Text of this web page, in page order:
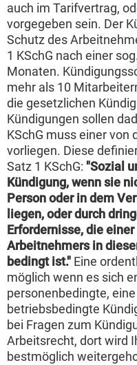
auch im Tarifvertrag,
vorgegeben sein. Der
Schutz des
1 KSchG nach einer
Monaten.
mehr als 10
die gesetzlichen
Kündigungen sollen
KSchG muss einer von
vorliegen. Diese
Satz 1 KSchG: "Sozial
Kündigung, wenn sie
Person oder in dem
liegen, oder durch
Erfordernisse, die
Arbeitnehmers in
bedingt ist." Eine
möglich wenn es sich
personenbedingte,
betriebsbedingte
bei Fragen zum
Arbeitsrecht, dort wird
bestmöglich